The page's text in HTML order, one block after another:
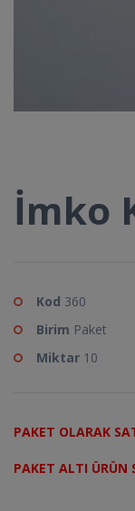
İmko
Kod 360
Birim Paket
Miktar 10
PAKET OLARAK
PAKET ALTI